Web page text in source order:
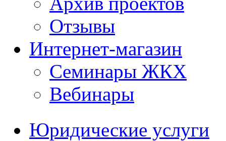
Отзывы
Интернет-магазин
Семинары ЖКХ
Вебинары
Юридические услуги